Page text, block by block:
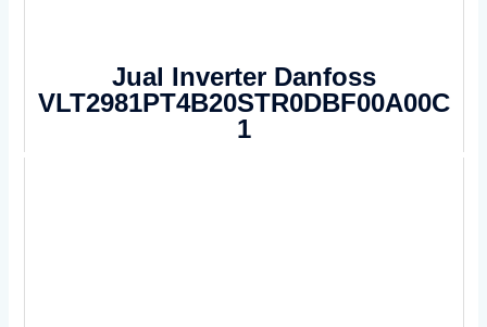
Jual Inverter Danfoss
VLT2981PT4B20STR0DBF00A00C
1